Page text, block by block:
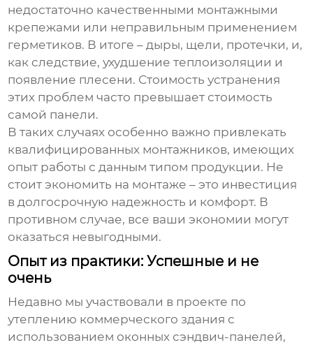
недостаточно качественными монтажными
крепежами или неправильным применением
герметиков. В итоге – дыры, щели, протечки, и,
как следствие, ухудшение теплоизоляции и
появление плесени. Стоимость устранения
этих проблем часто превышает стоимость
самой панели.
В таких случаях особенно важно привлекать
квалифицированных монтажников, имеющих
опыт работы с данным типом продукции. Не
стоит экономить на монтаже – это инвестиция
в долгосрочную надежность и комфорт. В
противном случае, все ваши экономии могут
оказаться невыгодными.
Опыт из практики: Успешные и не
очень
Недавно мы участвовали в проекте по
утеплению коммерческого здания с
использованием оконных сэндвич-панелей,